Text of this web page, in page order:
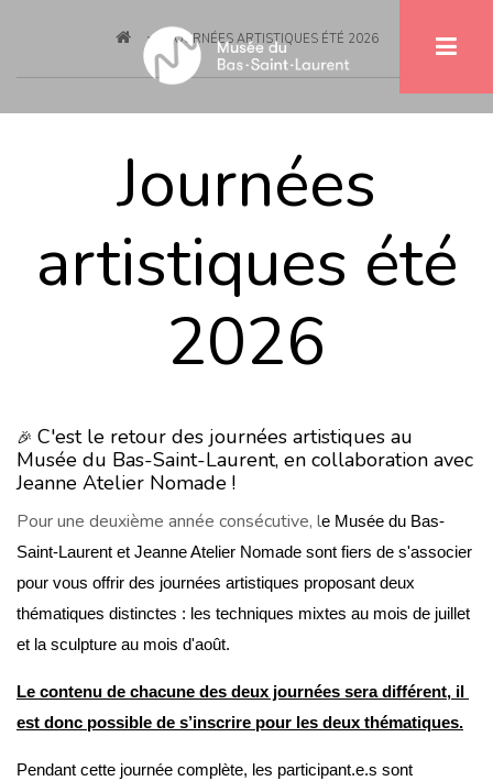
main
content
BreadcrumbJOURNÉES ARTISTIQUES ÉTÉ 2026
Journées
artistiques été
2026
🎉 C'est le retour des journées artistiques au
Musée du Bas-Saint-Laurent, en collaboration avec
Jeanne Atelier Nomade !
Pour une deuxième année consécutive, le Musée du Bas-
Saint-Laurent et Jeanne Atelier Nomade sont fiers de s'associer
pour vous offrir des journées artistiques proposant deux
thématiques distinctes : les techniques mixtes au mois de juillet
et la sculpture au mois d'août.
Le contenu de chacune des deux journées sera différent, il
est donc possible de s’inscrire pour les deux thématiques.
Pendant cette journée complète, les participant.e.s sont